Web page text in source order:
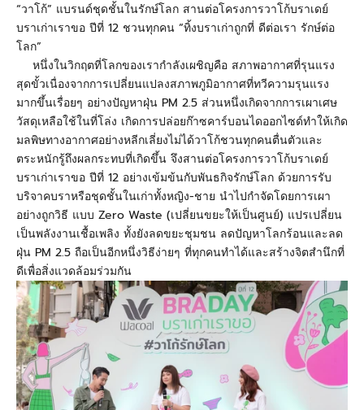
“วาโก้” แบรนด์ชุดชั้นในรักษ์โลก สานต่อโครงการวาโก้บราเดย์
บราเก่าเราขอ ปีที่ 12 ชวนทุกคน “ทิ้งบราเก่าถูกที่ ดีต่อเรา รักษ์ต่อ
โลก”
หนึ่งในวิกฤตที่โลกของเรากำลังเผชิญคือ สภาพอากาศที่รุนแรง
สุดขั้วเนื่องจากการเปลี่ยนแปลงสภาพภูมิอากาศที่ทวีความรุนแรง
มากขึ้นเรื่อยๆ อย่างปัญหาฝุ่น PM 2.5 ส่วนหนึ่งเกิดจากการเผาเศษ
วัสดุเหลือใช้ในที่โล่ง เกิดการปล่อยก๊าซคาร์บอนไดออกไซด์ทำให้เกิด
มลพิษทางอากาศอย่างหลีกเลี่ยงไม่ได้วาโก้ชวนทุกคนตื่นตัวและ
ตระหนักรู้ถึงผลกระทบที่เกิดขึ้น จึงสานต่อโครงการวาโก้บราเดย์
บราเก่าเราขอ ปีที่ 12 อย่างเข้มข้นกับพันธกิจรักษ์โลก ด้วยการรับ
บริจาคบราหรือชุดชั้นในเก่าทั้งหญิง-ชาย นำไปกำจัดโดยการเผา
อย่างถูกวิธี แบบ Zero Waste (เปลี่ยนขยะให้เป็นศูนย์) แปรเปลี่ยน
เป็นพลังงานเชื้อเพลิง ทั้งยังลดขยะชุมชน ลดปัญหาโลกร้อนและลด
ฝุ่น PM 2.5 ถือเป็นอีกหนึ่งวิธีง่ายๆ ที่ทุกคนทำได้และสร้างจิตสำนึกที่
ดีเพื่อสิ่งแวดล้อมร่วมกัน